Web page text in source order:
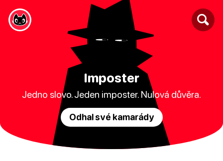
Imposter
Jedno slovo. Jeden imposter. Nulová důvěra.
Odhal své kamarády